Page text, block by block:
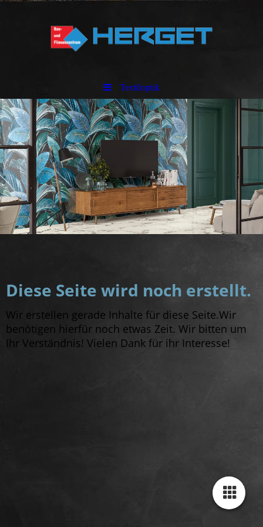
Textiloptik
Diese Seite wird noch erstellt.
Wir erstellen gerade Inhalte für diese Seite.Wir
benötigen hierfür noch etwas Zeit. Wir bitten um
Ihr Verständnis! Vielen Dank für ihr Interesse!